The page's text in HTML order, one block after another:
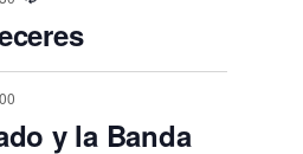
y la Banda